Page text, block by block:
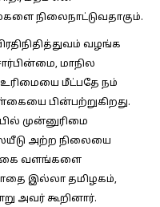
நிலைநாட்டுவதாகும்.
வழங்க
மாநில
மீட்பதே நம்
பின்பற்றுகிறது.
முன்னுரிமை
அற்ற நிலையை
வளங்களை
இல்லா தமிழகம்,
அவர் கூறினார்.